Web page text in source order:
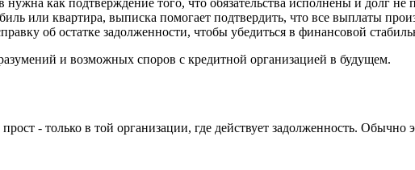
или квартира, выписка помогает подтвердить, что все выплаты
об остатке задолженности, чтобы убедиться в финансовой
и возможных споров с кредитной организацией в будущем.
- только в той организации, где действует задолженность.